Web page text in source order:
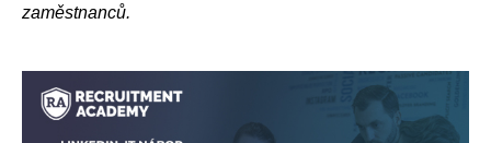
zaměstnanců.